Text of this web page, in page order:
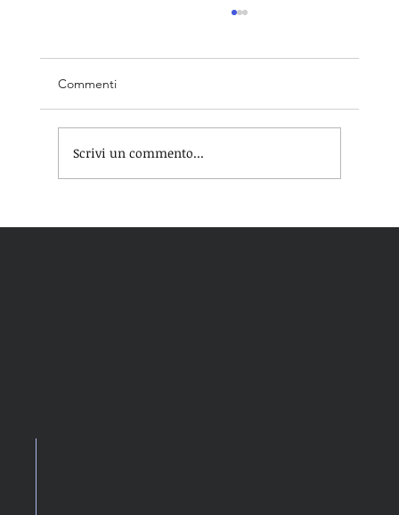
Commenti
Scrivi un commento...